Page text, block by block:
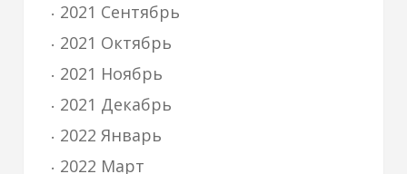
2021 Сентябрь
2021 Октябрь
2021 Ноябрь
2021 Декабрь
2022 Январь
2022 Март